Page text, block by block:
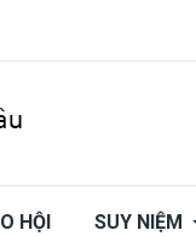
HỘI SUY NIỆM